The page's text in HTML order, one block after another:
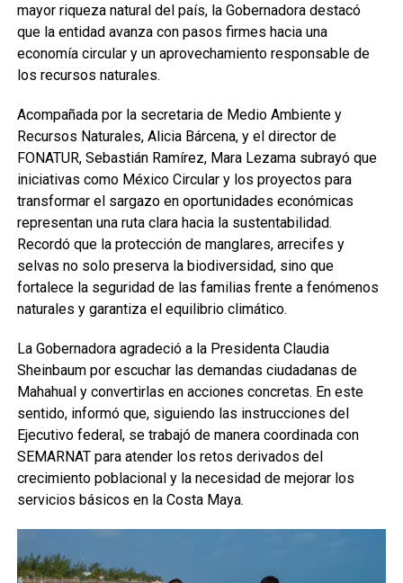
mayor riqueza natural del país, la Gobernadora destacó
que la entidad avanza con pasos firmes hacia una
economía circular y un aprovechamiento responsable de
los recursos naturales.
Acompañada por la secretaria de Medio Ambiente y
Recursos Naturales, Alicia Bárcena, y el director de
FONATUR, Sebastián Ramírez, Mara Lezama subrayó que
iniciativas como México Circular y los proyectos para
transformar el sargazo en oportunidades económicas
representan una ruta clara hacia la sustentabilidad.
Recordó que la protección de manglares, arrecifes y
selvas no solo preserva la biodiversidad, sino que
fortalece la seguridad de las familias frente a fenómenos
naturales y garantiza el equilibrio climático.
La Gobernadora agradeció a la Presidenta Claudia
Sheinbaum por escuchar las demandas ciudadanas de
Mahahual y convertirlas en acciones concretas. En este
sentido, informó que, siguiendo las instrucciones del
Ejecutivo federal, se trabajó de manera coordinada con
SEMARNAT para atender los retos derivados del
crecimiento poblacional y la necesidad de mejorar los
servicios básicos en la Costa Maya.